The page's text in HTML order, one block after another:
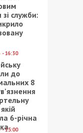
зі служби:
- 16:30
до
8
6-річна
- 15:00